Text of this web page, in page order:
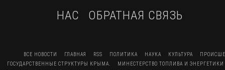
НАС
ОБРАТНАЯ СВЯЗЬ
ВСЕ НОВОСТИ ГЛАВНАЯ RSS ПОЛИТИКА НАУКА КУЛЬТУРА
ГОСУДАРСТВЕННЫЕ СТРУКТУРЫ КРЫМА.
МИНЕСТЕРСТВО ТОПЛИВА И